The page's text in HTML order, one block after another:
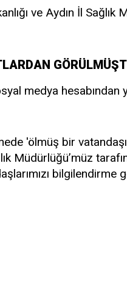
ve Aydın İl
medya hesabından
'ölmüş bir
Müdürlüğü’müz
bilgilendirme